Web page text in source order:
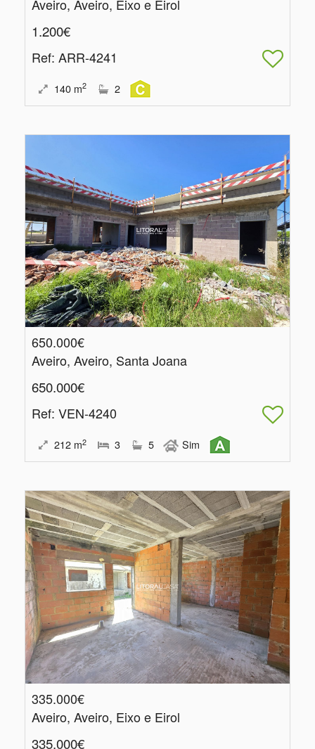
Aveiro, Aveiro, Eixo e Eirol
1.200€
Ref: ARR-4241
140 m2 2
650.000€
Aveiro, Aveiro, Santa Joana
650.000€
Ref: VEN-4240
212 m2 3 5 Sim
335.000€
Aveiro, Aveiro, Eixo e Eirol
335.000€